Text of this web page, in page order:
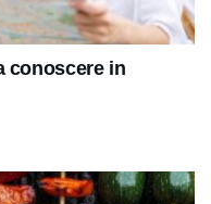
conoscere in